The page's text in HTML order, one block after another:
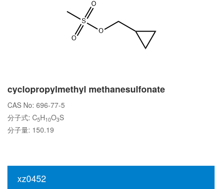
cyclopropylmethyl methanesulfonate
CAS No: 696-77-5
分子式: C5H10O3S
分子量: 150.19
xz0452